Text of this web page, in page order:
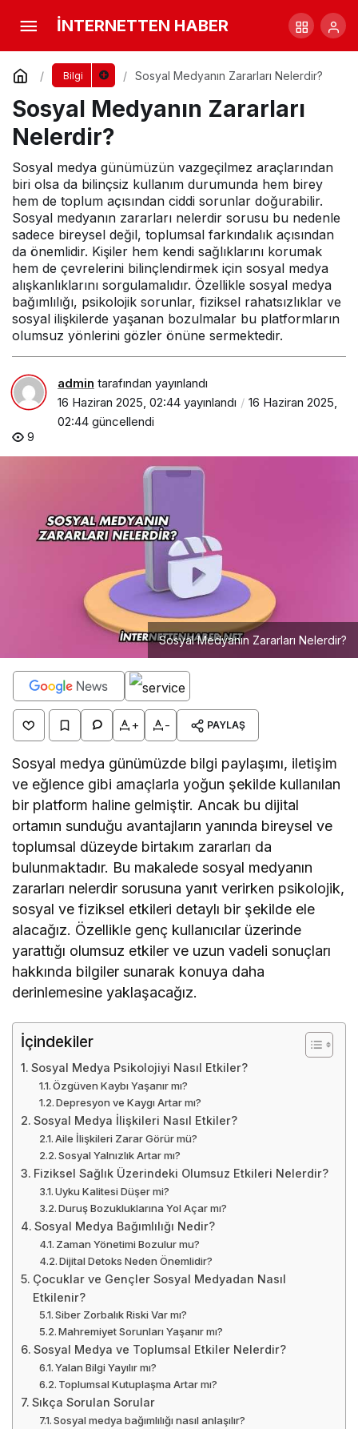
İNTERNETTEN HABER
Bilgi Sosyal Medyanın Zararları Nelerdir?
Sosyal Medyanın Zararları
Nelerdir?
Sosyal medya günümüzün vazgeçilmez araçlarından
biri olsa da bilinçsiz kullanım durumunda hem birey
hem de toplum açısından ciddi sorunlar doğurabilir.
Sosyal medyanın zararları nelerdir sorusu bu nedenle
sadece bireysel değil, toplumsal farkındalık açısından
da önemlidir. Kişiler hem kendi sağlıklarını korumak
hem de çevrelerini bilinçlendirmek için sosyal medya
alışkanlıklarını sorgulamalıdır. Özellikle sosyal medya
bağımlılığı, psikolojik sorunlar, fiziksel rahatsızlıklar ve
sosyal ilişkilerde yaşanan bozulmalar bu platformların
olumsuz yönlerini gözler önüne sermektedir.
admin tarafından yayınlandı
16 Haziran 2025, 02:44 yayınlandı
16 Haziran 2025,
02:44 güncellendi
9
Sosyal Medyanın Zararları Nelerdir?
+ - PAYLAŞ
Sosyal medya günümüzde bilgi paylaşımı, iletişim
ve eğlence gibi amaçlarla yoğun şekilde kullanılan
bir platform haline gelmiştir. Ancak bu dijital
ortamın sunduğu avantajların yanında bireysel ve
toplumsal düzeyde birtakım zararları da
bulunmaktadır. Bu makalede sosyal medyanın
zararları nelerdir sorusuna yanıt verirken psikolojik,
sosyal ve fiziksel etkileri detaylı bir şekilde ele
alacağız. Özellikle genç kullanıcılar üzerinde
yarattığı olumsuz etkiler ve uzun vadeli sonuçları
hakkında bilgiler sunarak konuya daha
derinlemesine yaklaşacağız.
İçindekiler
Sosyal Medya Psikolojiyi Nasıl Etkiler?
Özgüven Kaybı Yaşanır mı?
Depresyon ve Kaygı Artar mı?
Sosyal Medya İlişkileri Nasıl Etkiler?
Aile İlişkileri Zarar Görür mü?
Sosyal Yalnızlık Artar mı?
Fiziksel Sağlık Üzerindeki Olumsuz Etkileri Nelerdir?
Uyku Kalitesi Düşer mi?
Duruş Bozukluklarına Yol Açar mı?
Sosyal Medya Bağımlılığı Nedir?
Zaman Yönetimi Bozulur mu?
Dijital Detoks Neden Önemlidir?
Çocuklar ve Gençler Sosyal Medyadan Nasıl
Etkilenir?
Siber Zorbalık Riski Var mı?
Mahremiyet Sorunları Yaşanır mı?
Sosyal Medya ve Toplumsal Etkiler Nelerdir?
Yalan Bilgi Yayılır mı?
Toplumsal Kutuplaşma Artar mı?
Sıkça Sorulan Sorular
Sosyal medya bağımlılığı nasıl anlaşılır?
Sosyal Medyanın Zararları Nelerdir?
Yorum Yap